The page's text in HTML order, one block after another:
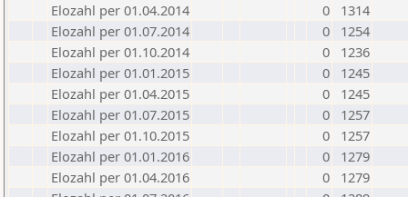
Elozahl per 01.04.2014
0
1314
Elozahl per 01.07.2014
0
1254
Elozahl per 01.10.2014
0
1236
Elozahl per 01.01.2015
0
1245
Elozahl per 01.04.2015
0
1245
Elozahl per 01.07.2015
0
1257
Elozahl per 01.10.2015
0
1257
Elozahl per 01.01.2016
0
1279
Elozahl per 01.04.2016
0
1279